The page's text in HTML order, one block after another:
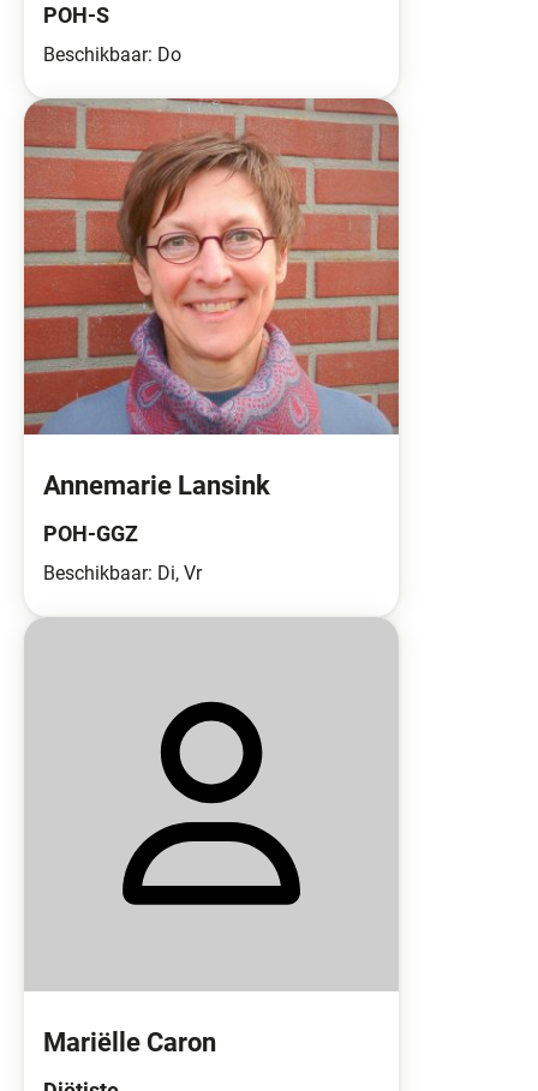
POH-S
Beschikbaar: Do
Annemarie Lansink
POH-GGZ
Beschikbaar: Di, Vr
Mariëlle Caron